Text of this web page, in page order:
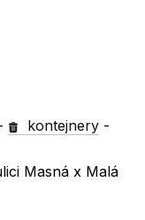
kontejnery -
Masná x Malá